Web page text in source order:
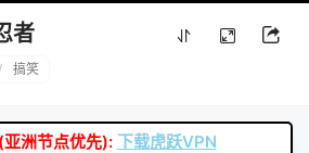
者
/ 搞笑
洲节点优先): 下载虎跃VPN